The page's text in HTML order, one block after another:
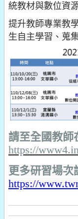
統教材與數位資
提升教師專業教
生自主學習、蒐
請至全國教師
https://
更多研習場次
https://